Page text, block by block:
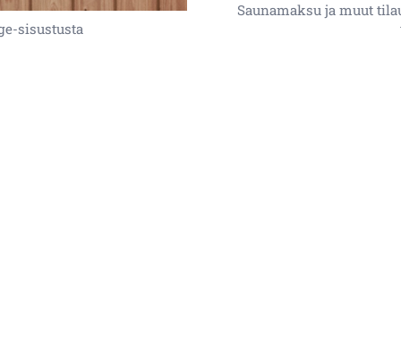
Saunamaksu ja muut
sisustusta